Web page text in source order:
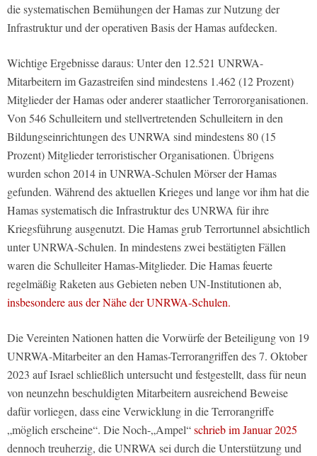
die systematischen Bemühungen der Hamas zur Nutzung der
Infrastruktur und der operativen Basis der Hamas aufdecken.
Wichtige Ergebnisse daraus: Unter den 12.521 UNRWA-
Mitarbeitern im Gazastreifen sind mindestens 1.462 (12 Prozent)
Mitglieder der Hamas oder anderer staatlicher Terrororganisationen.
Von 546 Schulleitern und stellvertretenden Schulleitern in den
Bildungseinrichtungen des UNRWA sind mindestens 80 (15
Prozent) Mitglieder terroristischer Organisationen. Übrigens
wurden schon 2014 in UNRWA-Schulen Mörser der Hamas
gefunden. Während des aktuellen Krieges und lange vor ihm hat die
Hamas systematisch die Infrastruktur des UNRWA für ihre
Kriegsführung ausgenutzt. Die Hamas grub Terrortunnel absichtlich
unter UNRWA-Schulen. In mindestens zwei bestätigten Fällen
waren die Schulleiter Hamas-Mitglieder. Die Hamas feuerte
regelmäßig Raketen aus Gebieten neben UN-Institutionen ab,
insbesondere aus der Nähe der UNRWA-Schulen.
Die Vereinten Nationen hatten die Vorwürfe der Beteiligung von 19
UNRWA-Mitarbeiter an den Hamas-Terrorangriffen des 7. Oktober
2023 auf Israel schließlich untersucht und festgestellt, dass für neun
von neunzehn beschuldigten Mitarbeitern ausreichend Beweise
dafür vorliegen, dass eine Verwicklung in die Terrorangriffe
„möglich erscheine“. Die Noch-„Ampel“schrieb im Januar 2025
dennoch treuherzig, die UNRWA sei durch die Unterstützung und